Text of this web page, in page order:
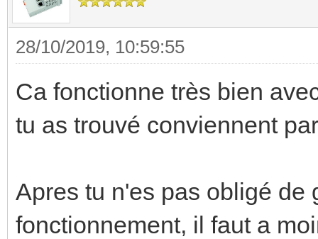
28/10/2019, 10:59:55
Ca fonctionne très bien
tu as trouvé conviennent
Apres tu n'es pas obligé de
fonctionnement, il faut a